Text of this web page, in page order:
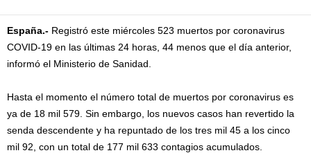
España.- Registró este miércoles 523 muertos por coronavirus
COVID-19 en las últimas 24 horas, 44 menos que el día anterior,
informó el Ministerio de Sanidad.
Hasta el momento el número total de muertos por coronavirus es
ya de 18 mil 579. Sin embargo, los nuevos casos han revertido la
senda descendente y ha repuntado de los tres mil 45 a los cinco
mil 92, con un total de 177 mil 633 contagios acumulados.